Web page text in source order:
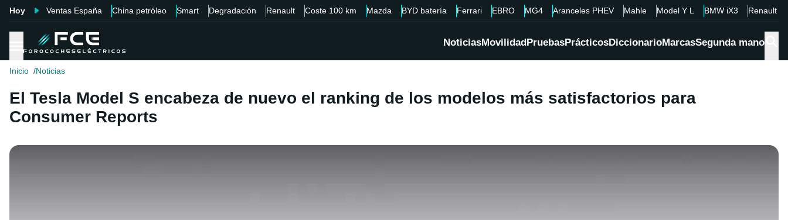
Hoy Ventas España China petróleo Smart Degradación Renault Coste 100 km Mazda BYD batería Ferrari EBRO MG4 Aranceles PHEV Mahle Model Y L BMW iX3 Renault
NoticiasMovilidadPruebasPrácticosDiccionarioMarcasSegunda mano
Inicio Noticias
El Tesla Model S encabeza de nuevo el ranking de los modelos más satisfactorios para
Consumer Reports